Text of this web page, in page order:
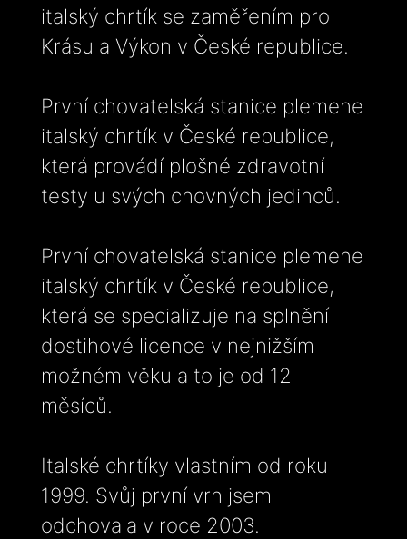
italský chrtík se zaměřením pro
Krásu a Výkon v České republice.
První chovatelská stanice plemene
italský chrtík v České republice,
která provádí plošné zdravotní
testy u svých chovných jedinců.
První chovatelská stanice plemene
italský chrtík v České republice,
která se specializuje na splnění
dostihové licence v nejnižším
možném věku a to je od 12
měsíců.
Italské chrtíky vlastním od roku
1999. Svůj první vrh jsem
odchovala v roce 2003.